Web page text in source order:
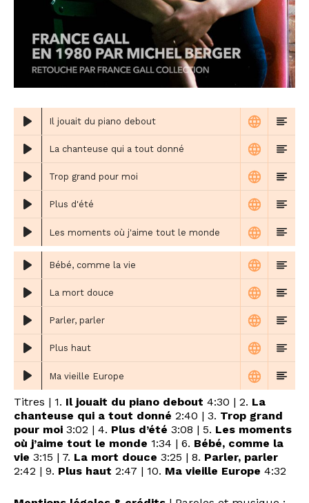
Il jouait du piano debout
La chanteuse qui a tout donné
Trop grand pour moi
Plus d'été
Les moments où j'aime tout le monde
Bébé, comme la vie
La mort douce
Parler, parler
Plus haut
Ma vieille Europe
Titres | 1. Il jouait du piano debout 4:30 | 2. La
chanteuse qui a tout donné 2:40 | 3. Trop grand
pour moi 3:02 | 4. Plus d’été 3:08 | 5. Les moments
où j’aime tout le monde 1:34 | 6. Bébé, comme la
vie 3:15 | 7. La mort douce 3:25 | 8. Parler, parler
2:42 | 9. Plus haut 2:47 | 10. Ma vieille Europe 4:32